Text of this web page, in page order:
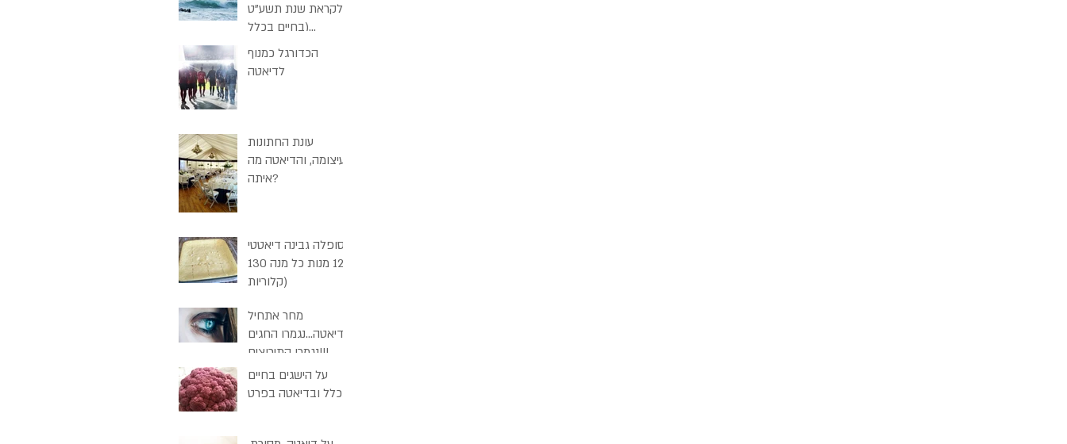
לקראת שנת תשע"ט
(בחיים בכלל
הכדורגל כמנוף
לדיאטה
עונת החתונות
בעיצומה, והדיאטה מה
איתה?
סופלה גבינה דיאטטי
(12 מנות כל מנה 130
קלוריות)
מחר אתחיל
דיאטה...נגמרו החגים
נגמרו התירוצים!!!
על הישגים בחיים
בכלל ובדיאטה בפרט